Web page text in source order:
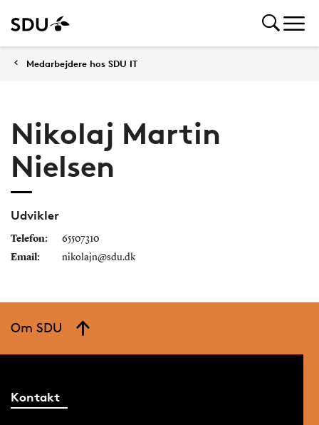
Medarbejdere hos SDU IT
Nikolaj Martin
Nielsen
Udvikler
Telefon:
65507310
Email:
nikolajn@sdu.dk
Om SDU
Kontakt